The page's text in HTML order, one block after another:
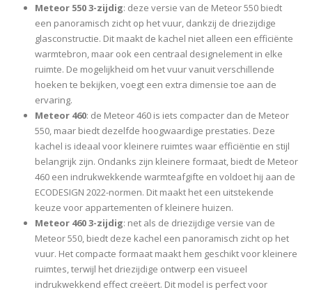
Meteor 550 3-zijdig: deze versie van de Meteor 550 biedt
een panoramisch zicht op het vuur, dankzij de driezijdige
glasconstructie. Dit maakt de kachel niet alleen een efficiënte
warmtebron, maar ook een centraal designelement in elke
ruimte. De mogelijkheid om het vuur vanuit verschillende
hoeken te bekijken, voegt een extra dimensie toe aan de
ervaring.
Meteor 460: de Meteor 460 is iets compacter dan de Meteor
550, maar biedt dezelfde hoogwaardige prestaties. Deze
kachel is ideaal voor kleinere ruimtes waar efficiëntie en stijl
belangrijk zijn. Ondanks zijn kleinere formaat, biedt de Meteor
460 een indrukwekkende warmteafgifte en voldoet hij aan de
ECODESIGN 2022-normen. Dit maakt het een uitstekende
keuze voor appartementen of kleinere huizen.
Meteor 460 3-zijdig: net als de driezijdige versie van de
Meteor 550, biedt deze kachel een panoramisch zicht op het
vuur. Het compacte formaat maakt hem geschikt voor kleinere
ruimtes, terwijl het driezijdige ontwerp een visueel
indrukwekkend effect creëert. Dit model is perfect voor